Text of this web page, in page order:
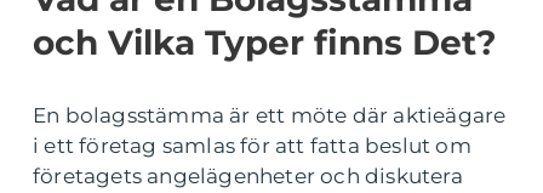
och Vilka Typer finns Det?
En bolagsstämma är ett möte där aktieägare
i ett företag samlas för att fatta beslut om
företagets angelägenheter och diskutera